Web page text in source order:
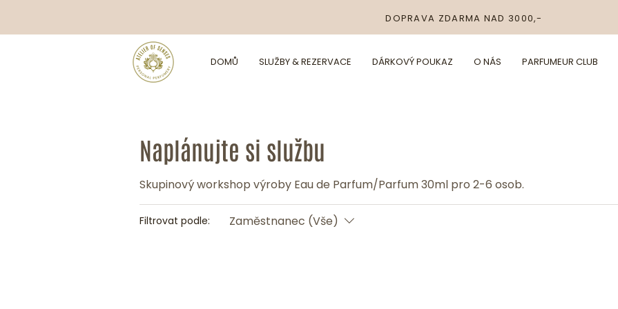
DOPRAVA ZDARMA NAD 3000,-
DOMŮ SLUŽBY & REZERVACE DÁRKOVÝ POUKAZ O NÁS PARFUMEUR CLUB
Naplánujte si službu
Skupinový workshop výroby Eau de Parfum/Parfum 30ml pro 2-6 osob.
Filtrovat podle: Zaměstnanec (Vše)